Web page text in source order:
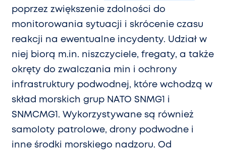
poprzez zwiększenie zdolności do
monitorowania sytuacji i skrócenie czasu
reakcji na ewentualne incydenty. Udział w
niej biorą m.in. niszczyciele, fregaty, a także
okręty do zwalczania min i ochrony
infrastruktury podwodnej, które wchodzą w
skład morskich grup NATO SNMG1 i
SNMCMG1. Wykorzystywane są również
samoloty patrolowe, drony podwodne i
inne środki morskiego nadzoru. Od